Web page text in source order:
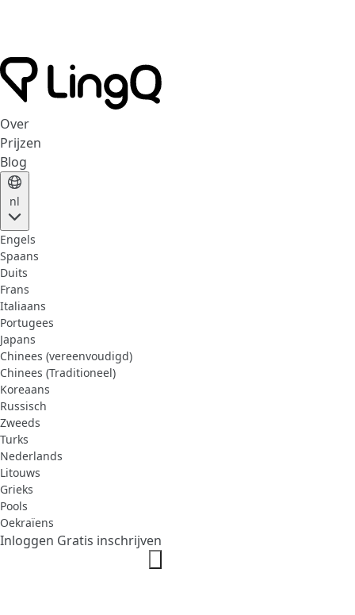
Over
Prijzen
Blog
nl
Engels
Spaans
Duits
Frans
Italiaans
Portugees
Japans
Chinees (vereenvoudigd)
Chinees (Traditioneel)
Koreaans
Russisch
Zweeds
Turks
Nederlands
Litouws
Grieks
Pools
Oekraïens
Inloggen Gratis inschrijven